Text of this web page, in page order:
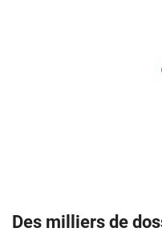
Des milliers de